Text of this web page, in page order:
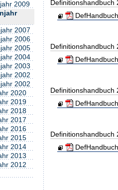
Definitionshandbuch
Definitionshandbuch
Definitionshandbuch
Definitionshandbuch
2009
2007
2006
2005
2004
2003
2002
2002
2020
2019
2018
2017
2016
2015
2014
2013
2012